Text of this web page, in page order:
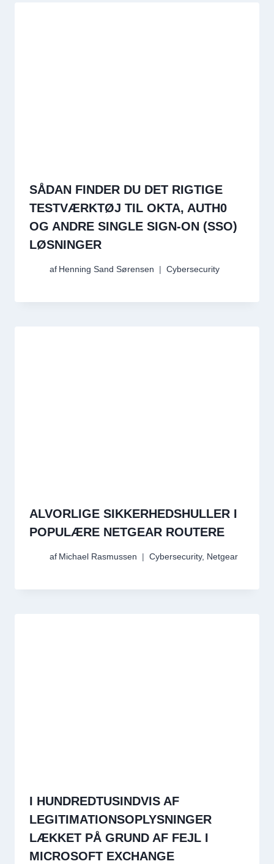
SÅDAN FINDER DU DET RIGTIGE
TESTVÆRKTØJ TIL OKTA, AUTH0
OG ANDRE SINGLE SIGN-ON (SSO)
LØSNINGER
af Henning Sand Sørensen Cybersecurity
ALVORLIGE SIKKERHEDSHULLER I
POPULÆRE NETGEAR ROUTERE
af Michael Rasmussen Cybersecurity, Netgear
I HUNDREDTUSINDVIS AF
LEGITIMATIONSOPLYSNINGER
LÆKKET PÅ GRUND AF FEJL I
MICROSOFT EXCHANGE